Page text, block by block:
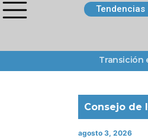
Tendencias
Transición
Consejo de
agosto 3, 2026